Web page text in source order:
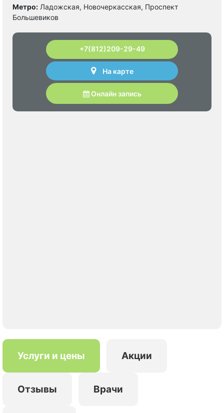
Метро: Ладожская, Новочеркасская, Проспект
Большевиков
+7(812)209-29-49
На карте
Онлайн запись
Услуги и цены Акции
Отзывы Врачи